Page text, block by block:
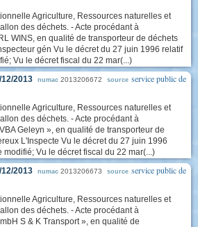
Agriculture, Ressources naturelles et
des déchets. - Acte procédant à
WINS, en qualité de transporteur de déchets
gén Vu le décret du 27 juin 1996 relatif
Vu le décret fiscal du 22 mar(...)
2013 numac 2013206672 source service public de
Agriculture, Ressources naturelles et
des déchets. - Acte procédant à
Geleyn », en qualité de transporteur de
L'Inspecte Vu le décret du 27 juin 1996
modifié; Vu le décret fiscal du 22 mar(...)
2013 numac 2013206673 source service public de
Agriculture, Ressources naturelles et
des déchets. - Acte procédant à
S & K Transport », en qualité de